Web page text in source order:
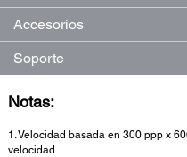
Accesorios
Soporte
Notas:
1. Velocidad basada en 300 ppp x
velocidad.